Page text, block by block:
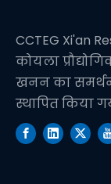
CCTEG Xi'an
कोयला
खनन का
स्थापित किया